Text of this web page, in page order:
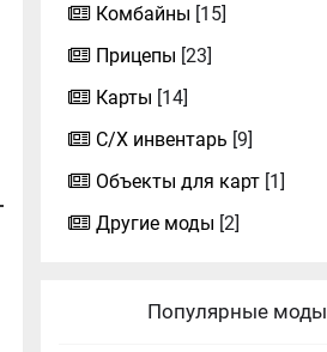
Комбайны [15]
Прицепы [23]
Карты [14]
С/Х инвентарь [9]
Объекты для карт [1]
Другие моды [2]
Популярные моды